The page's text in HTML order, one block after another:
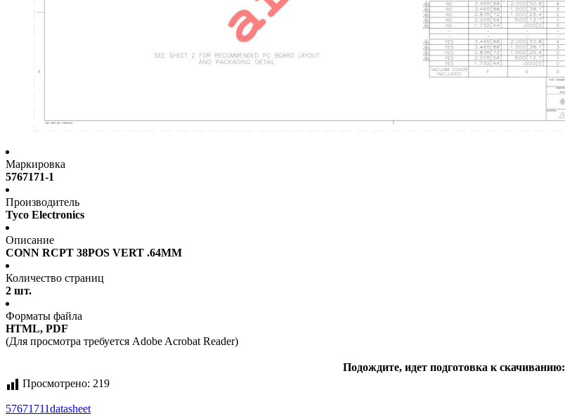
Маркировка
5767171-1
Производитель
Tyco Electronics
Описание
CONN RCPT 38POS VERT .64MM
Количество страниц
2 шт.
Форматы файла
HTML, PDF
(Для просмотра требуется Adobe Acrobat Reader)
Подождите, идет подготовка к скачиванию:
Просмотрено: 219
57671711datasheet